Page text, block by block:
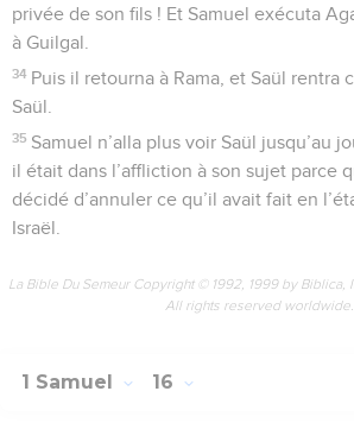
privée de son fils ! Et Samuel exécuta
à Guilgal.
34 Puis il retourna à Rama, et Saül rentra
Saül.
35 Samuel n’alla plus voir Saül jusqu’au
il était dans l’affliction à son sujet parce
décidé d’annuler ce qu’il avait fait en
Israël.
La Bible Du Semeur Copyright © 1992, 1999 by Biblica,
All rights reserved worldwide.
1 Samuel 16